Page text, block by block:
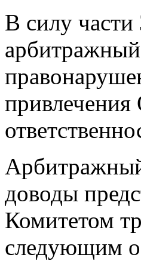
В силу
доводы
Комитетом
следующим